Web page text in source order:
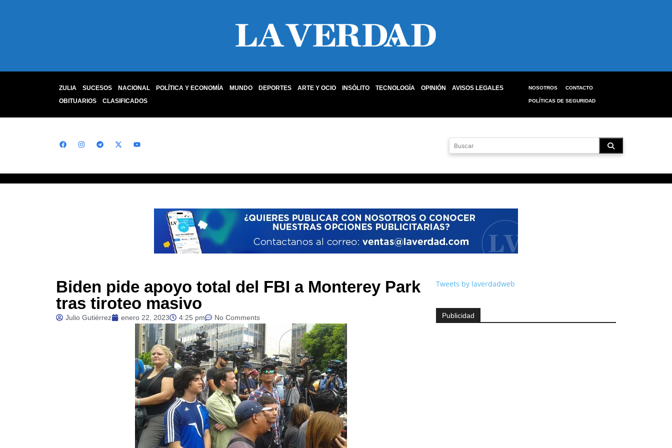
ZULIA SUCESOS NACIONAL POLÍTICA Y ECONOMÍA MUNDO DEPORTES ARTE Y OCIO INSÓLITO TECNOLOGÍA OPINIÓN
AVISOS LEGALES
OBITUARIOS
CLASIFICADOS
NOSOTROS CONTACTO
POLÍTICAS DE SEGURIDAD
Biden pide apoyo total del FBI a Monterey Park
tras tiroteo masivo
Julio Gutiérrez enero 22, 2023 4:25 pm No Comments
Tweets by laverdadweb
Publicidad